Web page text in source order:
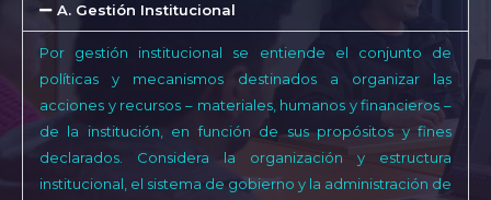
A. Gestión Institucional
Por gestión institucional se entiende el conjunto de
políticas y mecanismos destinados a organizar las
acciones y recursos – materiales, humanos y financieros –
de la institución, en función de sus propósitos y fines
declarados. Considera la organización y estructura
institucional, el sistema de gobierno y la administración de